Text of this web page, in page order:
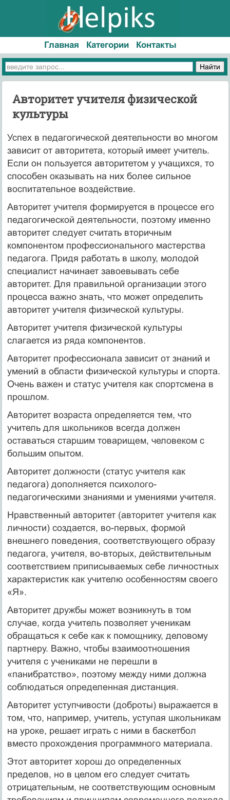
Главная Категории Контакты
Авторитет учителя физической
культуры
Успех в педагогической деятельности во многом
зависит от авторитета, который имеет учитель.
Если он пользуется авторитетом у учащихся, то
способен оказывать на них более сильное
воспитательное воздействие.
Авторитет учителя формируется в процессе его
педагогической деятельности, поэтому именно
авторитет следует считать вторичным
компонентом профессионального мастерства
педагога. Придя работать в школу, молодой
специалист начинает завоевывать себе
авторитет. Для правильной организации этого
процесса важно знать, что может определить
авторитет учителя физической культуры.
Авторитет учителя физической культуры
слагается из ряда компонентов.
Авторитет профессионала зависит от знаний и
умений в области физической культуры и спорта.
Очень важен и статус учителя как спортсмена в
прошлом.
Авторитет возраста определяется тем, что
учитель для школьников всегда должен
оставаться старшим товарищем, человеком с
большим опытом.
Авторитет должности (статус учителя как
педагога) дополняется психолого-
педагогическими знаниями и умениями учителя.
Нравственный авторитет (авторитет учителя как
личности) создается, во-первых, формой
внешнего поведения, соответствующего образу
педагога, учителя, во-вторых, действительным
соответствием приписываемых себе личностных
характеристик как учителю особенностям своего
«Я».
Авторитет дружбы может возникнуть в том
случае, когда учитель позволяет ученикам
обращаться к себе как к помощнику, деловому
партнеру. Важно, чтобы взаимоотношения
учителя с учениками не перешли в
«панибратство», поэтому между ними должна
соблюдаться определенная дистанция.
Авторитет уступчивости (доброты) выражается в
том, что, например, учитель, уступая школьникам
на уроке, решает играть с ними в баскетбол
вместо прохождения программного материала.
Этот авторитет хорош до определенных
пределов, но в целом его следует считать
отрицательным, не соответствующим основным